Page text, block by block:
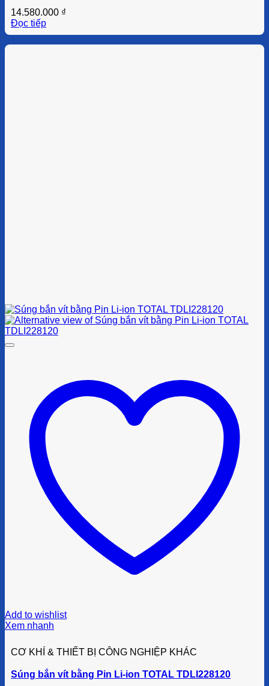
14.580.000 ₫
Đọc tiếp
Add to wishlist
Xem nhanh
CƠ KHÍ & THIẾT BỊ CÔNG NGHIỆP KHÁC
Súng bắn vít bằng Pin Li-ion TOTAL TDLI228120